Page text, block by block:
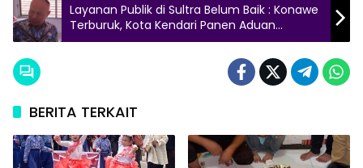
Layanan Publik di Sultra Belum Baik : Konawe
Terburuk, Kota Kendari Panen Aduan
Terbanyak.
BERITA TERKAIT